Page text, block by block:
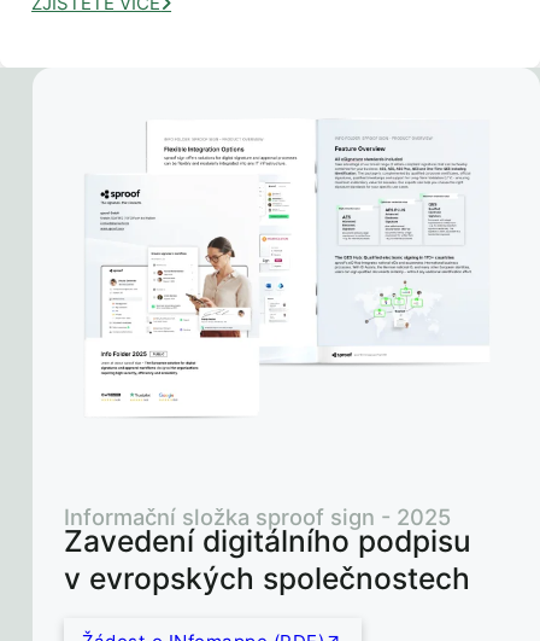
Zavedení digitálního podpisu
v evropských společnostech
Informační složka sproof sign - 2025